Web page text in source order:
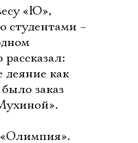
«Ю»,
студентами –
деяние как
заказ
«Олимпия».